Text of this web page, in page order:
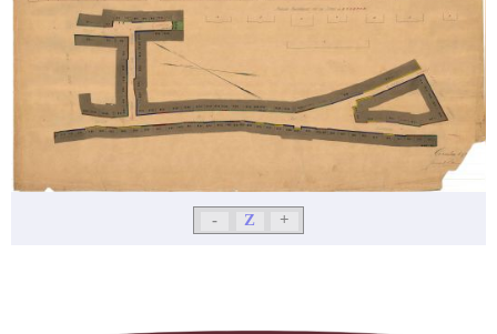
- Z +